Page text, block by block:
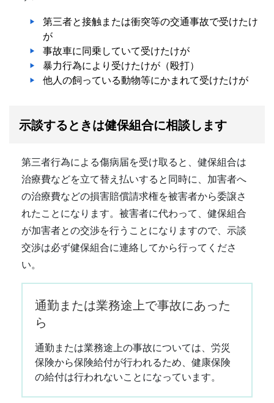
第三者と接触または衝突等の交通事故で受けたけ
が
事故車に同乗していて受けたけが
暴力行為により受けたけが（殴打）
他人の飼っている動物等にかまれて受けたけが
示談するときは健保組合に相談します
第三者行為による傷病届を受け取ると、健保組合は
治療費などを立て替え払いすると同時に、加害者へ
の治療費などの損害賠償請求権を被害者から委譲さ
れたことになります。被害者に代わって、健保組合
が加害者との交渉を行うことになりますので、示談
交渉は必ず健保組合に連絡してから行ってくださ
い。
通勤または業務途上で事故にあった
ら
通勤または業務途上の事故については、労災
保険から保険給付が行われるため、健康保険
の給付は行われないことになっています。